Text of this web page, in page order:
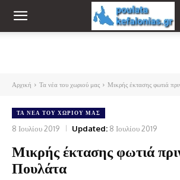
Αρχική Τα νέα του χωριού μας Μικρής έκτασης φωτιά
ΤΑ ΝΈΑ ΤΟΥ ΧΩΡΙΟΎ ΜΑΣ
8 Ιουλίου 2019 Updated: 8 Ιουλίου 2019
Μικρής έκτασης φωτιά
Πουλάτα